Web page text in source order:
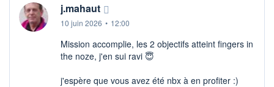
j.mahaut
10 juin 2026 • 12:00
Mission accomplie, les 2 objectifs atteint fingers in
the noze, j'en sui ravi 😇​
j'espère que vous avez été nbx à en profiter :)